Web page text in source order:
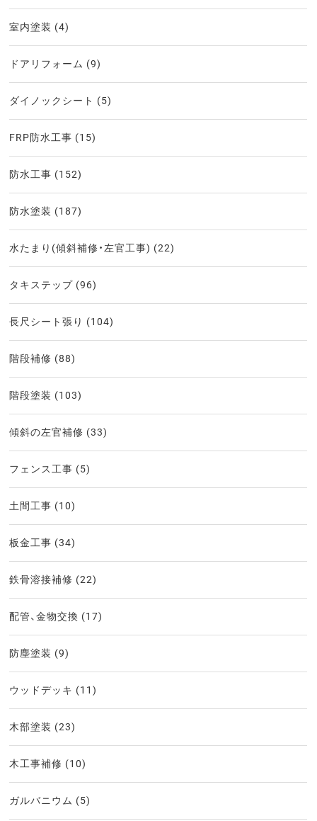
室内塗装 (4)
ドアリフォーム (9)
ダイノックシート (5)
FRP防水工事 (15)
防水工事 (152)
防水塗装 (187)
水たまり(傾斜補修・左官工事) (22)
タキステップ (96)
長尺シート張り (104)
階段補修 (88)
階段塗装 (103)
傾斜の左官補修 (33)
フェンス工事 (5)
土間工事 (10)
板金工事 (34)
鉄骨溶接補修 (22)
配管、金物交換 (17)
防塵塗装 (9)
ウッドデッキ (11)
木部塗装 (23)
木工事補修 (10)
ガルバニウム (5)